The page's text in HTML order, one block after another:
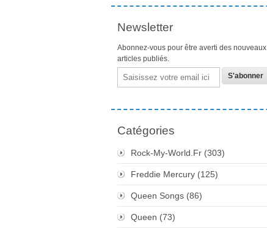
Newsletter
Abonnez-vous pour être averti des nouveaux
articles publiés.
Email
Catégories
Rock-My-World.fr (303)
Freddie Mercury (125)
Queen Songs (86)
Queen (73)